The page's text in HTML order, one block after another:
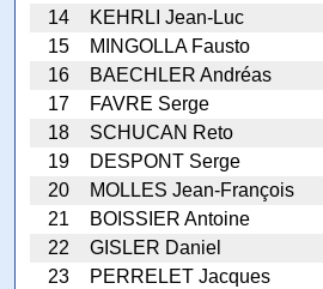
14
KEHRLI Jean-Luc
15
MINGOLLA Fausto
16
BAECHLER Andréas
17
FAVRE Serge
18
SCHUCAN Reto
19
DESPONT Serge
20
MOLLES Jean-François
21
BOISSIER Antoine
22
GISLER Daniel
23
PERRELET Jacques